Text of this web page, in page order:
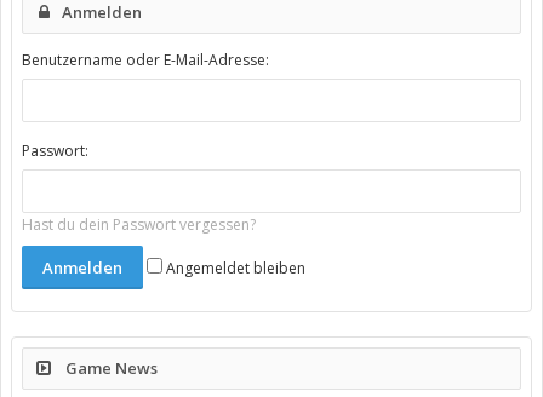
Anmelden
Benutzername oder E-Mail-Adresse:
Passwort:
Hast du dein Passwort vergessen?
Angemeldet bleiben
Game News